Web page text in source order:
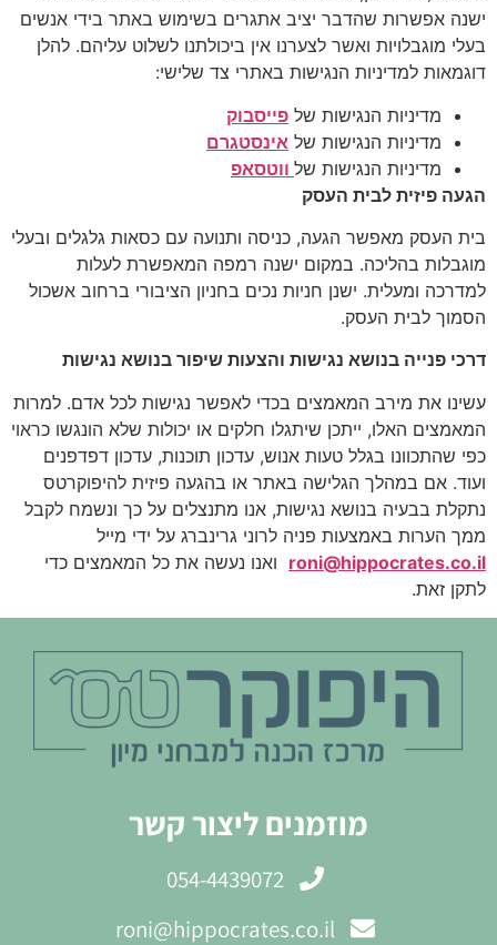
ישנה אפשרות שהדבר יציב אתגרים בשימוש באתר בידי אנשים
בעלי מוגבלויות ואשר לצערנו אין ביכולתנו לשלוט עליהם. להלן
דוגמאות למדיניות הנגישות באתרי צד שלישי:
מדיניות הנגישות של פייסבוק
מדיניות הנגישות של אינסטגרם
מדיניות הנגישות של ווטסאפ
הגעה פיזית לבית העסק
בית העסק מאפשר הגעה, כניסה ותנועה עם כסאות גלגלים ובעלי
מוגבלות בהליכה. במקום ישנה רמפה המאפשרת לעלות
למדרכה ומעלית. ישנן חניות נכים בחניון הציבורי ברחוב אשכול
הסמוך לבית העסק.
דרכי פנייה בנושא נגישות והצעות שיפור בנושא נגישות
עשינו את מירב המאמצים בכדי לאפשר נגישות לכל אדם. למרות
המאמצים האלו, ייתכן שיתגלו חלקים או יכולות שלא הונגשו כראוי
כפי שהתכוונו בגלל טעות אנוש, עדכון תוכנות, עדכון דפדפנים
ועוד. אם במהלך הגלישה באתר או בהגעה פיזית להיפוקרטס
נתקלת בבעיה בנושא נגישות, אנו מתנצלים על כך ונשמח לקבל
ממך הערות באמצעות פניה לרוני גרינברג על ידי מייל
roni@hippocrates.co.il ואנו נעשה את כל המאמצים כדי
לתקן זאת.
מוזמנים ליצור קשר
054-4439072
roni@hippocrates.co.il